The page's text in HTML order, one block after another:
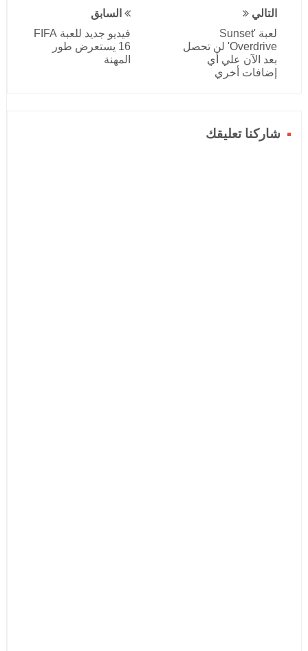
التالي
لعبة 'Sunset
Overdrive' لن تحصل
بعد الآن علي أي
إضافات أخري
السابق
فيديو جديد للعبة FIFA
16 يستعرض طور
المهنة
شاركنا تعليقك